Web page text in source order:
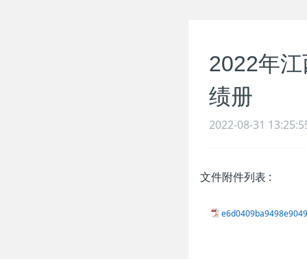
2022年
绩册
2022-08-31
文件附件列表 :